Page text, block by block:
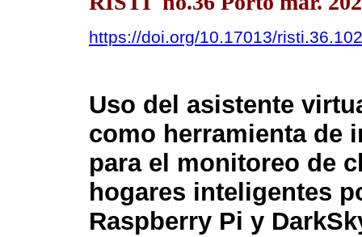
https://doi.org/10.17013/
Uso del asistente
como herramienta de
para el monitoreo de
hogares inteligentes
Raspberry Pi y